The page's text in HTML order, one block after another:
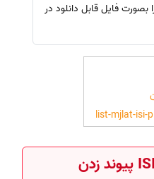
فایل قابل دانلود در